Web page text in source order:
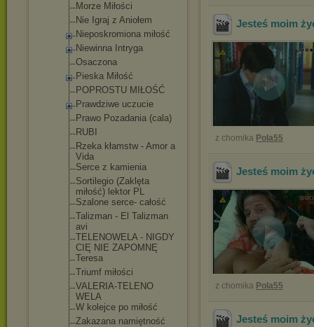
Morze Miłości
Nie Igraj z Aniołem
Nieposkromiona miłość
Niewinna Intryga
Osaczona
Pieska Miłość
POPROSTU MIŁOŚĆ
Prawdziwe uczucie
Prawo Pozadania (cala)
RUBI
Rzeka kłamstw - Amor a
Vida
Serce z kamienia
Sortilegio (Zaklęta
miłość) lektor PL
Szalone serce- całość
Talizman - El Talizman
avi
TELENOWELA - NIGDY
CIĘ NIE ZAPOMNĘ
Teresa
Triumf miłości
VALERIA-TELENO
WELA
W kolejce po miłość
Zakazana namiętność
Jesteś moim
z chomika Pola55
Jesteś moim
z chomika Pola55
Jesteś moim